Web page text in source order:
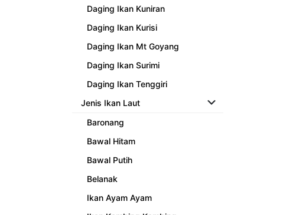
Daging Ikan Kuniran
Daging Ikan Kurisi
Daging Ikan Mt Goyang
Daging Ikan Surimi
Daging Ikan Tenggiri
Jenis Ikan Laut
Baronang
Bawal Hitam
Bawal Putih
Belanak
Ikan Ayam Ayam